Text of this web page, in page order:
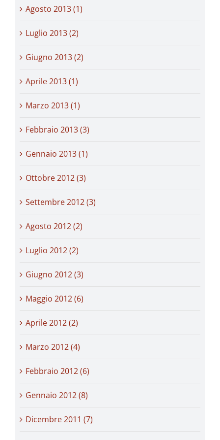
Agosto 2013 (1)
Luglio 2013 (2)
Giugno 2013 (2)
Aprile 2013 (1)
Marzo 2013 (1)
Febbraio 2013 (3)
Gennaio 2013 (1)
Ottobre 2012 (3)
Settembre 2012 (3)
Agosto 2012 (2)
Luglio 2012 (2)
Giugno 2012 (3)
Maggio 2012 (6)
Aprile 2012 (2)
Marzo 2012 (4)
Febbraio 2012 (6)
Gennaio 2012 (8)
Dicembre 2011 (7)